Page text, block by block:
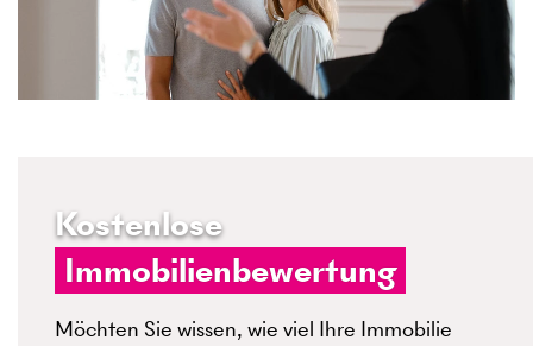
Kostenlose
Immobilienbewertung
Möchten Sie wissen, wie viel Ihre Immobilie